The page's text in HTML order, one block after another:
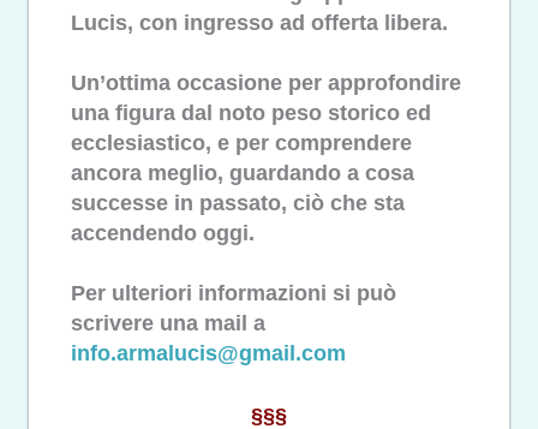
Lucis, con ingresso ad offerta libera.
Un’ottima occasione per approfondire
una figura dal noto peso storico ed
ecclesiastico, e per comprendere
ancora meglio, guardando a cosa
successe in passato, ciò che sta
accendendo oggi.
Per ulteriori informazioni si può
scrivere una mail a
info.armalucis@gmail.com
§§§